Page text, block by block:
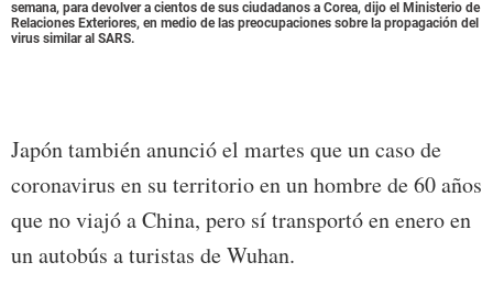
semana, para devolver a cientos de sus ciudadanos a Corea, dijo el Ministerio de
Relaciones Exteriores, en medio de las preocupaciones sobre la propagación del
virus similar al SARS.
Japón también anunció el martes que un caso de
coronavirus en su territorio en un hombre de 60 años
que no viajó a China, pero sí transportó en enero en
un autobús a turistas de Wuhan.